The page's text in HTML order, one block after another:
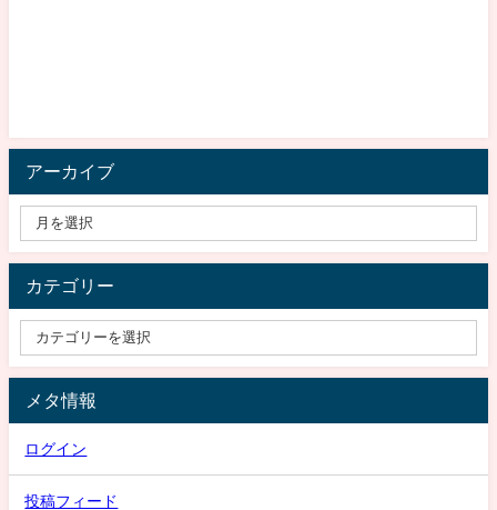
アーカイブ
カテゴリー
メタ情報
ログイン
投稿フィード